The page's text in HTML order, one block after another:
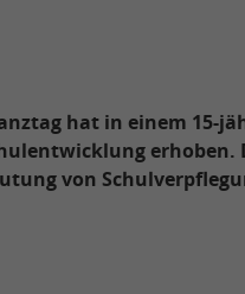
hat in einem 15-
erhoben.
von